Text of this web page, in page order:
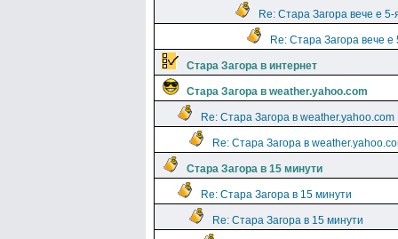
Re: Стара Загора вече е
Re: Стара Загора вече е
Стара Загора в интернет
Стара Загора в weather.yahoo.com
Re: Стара Загора в weather.yahoo.com
Re: Стара Загора в
Стара Загора в 15 минути
Re: Стара Загора в 15 минути
Re: Стара Загора в 15 минути